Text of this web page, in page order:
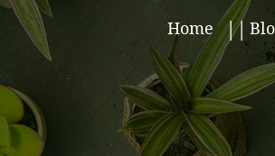
Home